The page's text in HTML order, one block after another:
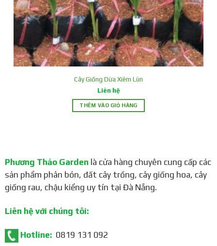
Đặc điểm nổi bật:
Cây ổi Ruby có khả năng thích nghi tốt với nhiều điều
Cây ổi Ruby cho năng suất cao và chất lượng quả tốt
Cây Giống Dừa Xiêm Lùn
Liên hệ
THÊM VÀO GIỎ HÀNG
Phương Thảo Garden là cửa hàng chuyên cung cấp các
sản phẩm phân bón, đất cây trồng, cây giống hoa, cây
giống rau, chậu kiểng uy tín tại Đà Nẵng.
Liên hệ với chúng tôi:
Hotline:0819 131 092